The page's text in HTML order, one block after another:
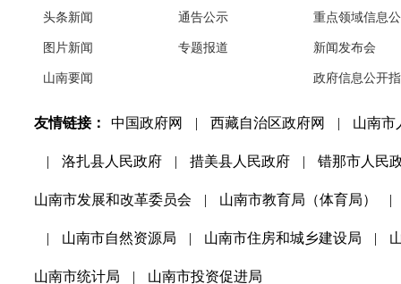
头条新闻
图片新闻
山南要闻
通告公示
专题报道
重点领域信息
新闻发布会
政府信息公开
友情链接： 中国政府网 | 西藏自治区政府网 | 山南市
| 洛扎县人民政府 | 措美县人民政府 | 错那市人民
山南市发展和改革委员会 | 山南市教育局（体育局） |
| 山南市自然资源局 | 山南市住房和城乡建设局 |
山南市统计局 | 山南市投资促进局